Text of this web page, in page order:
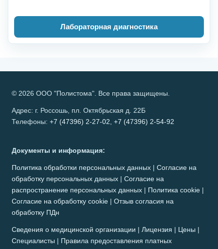
Лабораторная диагностика
© 2026 ООО "Полистома". Все права защищены.
Адрес: г. Россошь, пл. Октябрьская д. 22Б
Телефоны: +7 (47396) 2-27-02 +7 (47396) 2-54-92
Документы и информация:
Политика обработки персональных данных | Согласие на
обработку персональных данных | Согласие на
распространение персональных данных | Политика cookie |
Согласие на обработку cookie | Отзыв согласия на
обработку ПДн
Сведения о медицинской организации | Лицензия | Цены |
Специалисты | Правила предоставления платных